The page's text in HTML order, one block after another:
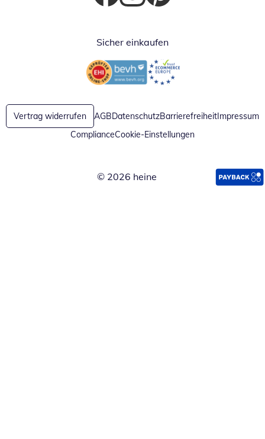
Öffnet in neuem Fenster
Öffnet in neuem Fenster
Öffnet in neuem Fenster
Sicher einkaufen
Öffnet in neuem FensterÖffnet in neuem Fenster
Vertrag widerrufen AGBDatenschutzBarrierefreiheitImpressum
ComplianceCookie-Einstellungen
© 2026 heine